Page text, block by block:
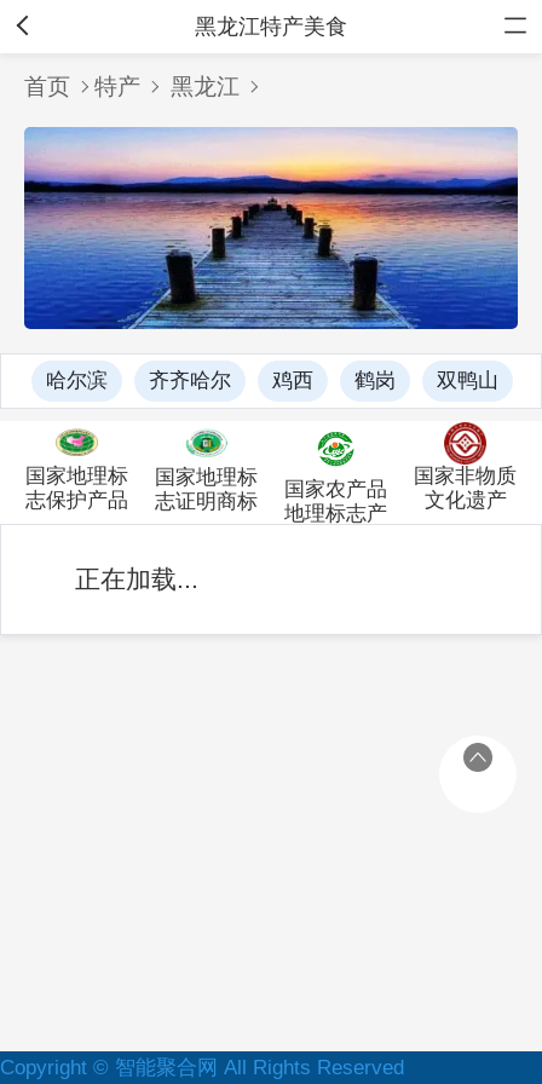
黑龙江特产美食
首页 特产 黑龙江
哈尔滨 齐齐哈尔 鸡西 鹤岗 双鸭山
国家地理标
志保护产品
国家地理标
志证明商标
国家农产品
地理标志产
国家非物质
文化遗产
正在加载...
Copyright © 智能聚合网 All Rights Reserved